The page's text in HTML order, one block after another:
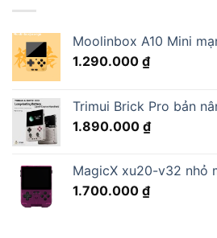
Moolinbox A10 Mini
1.290.000 ₫
Trimui Brick Pro bản
1.890.000 ₫
MagicX xu20-v32 nhỏ
1.700.000 ₫